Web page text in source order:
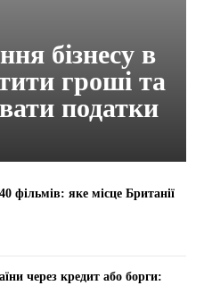
бізнесу в
гроші та
податки
фільмів: яке місце Британії
через кредит або борги: